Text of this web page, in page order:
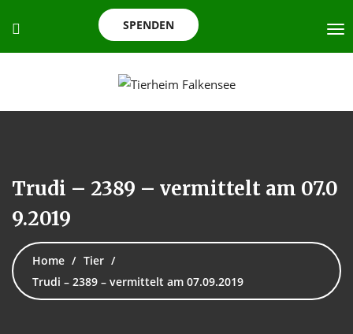
SPENDEN
Trudi – 2389 – vermittelt am 07.0
9.2019
Home
Tier
Trudi – 2389 – vermittelt am 07.09.2019